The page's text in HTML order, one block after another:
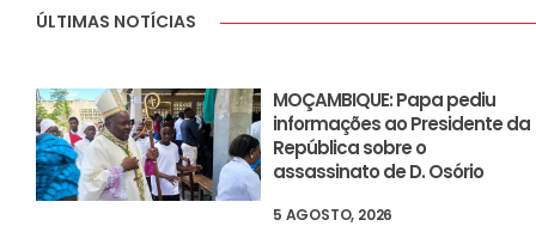
ÚLTIMAS NOTÍCIAS
MOÇAMBIQUE: Papa pediu
informações ao Presidente da
República sobre o
assassinato de D. Osório
5 AGOSTO, 2026